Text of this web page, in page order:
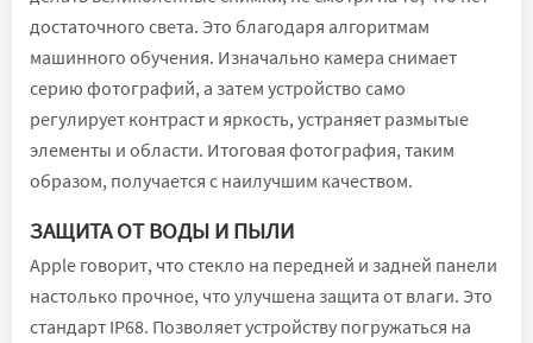
достаточного света. Это благодаря алгоритмам
машинного обучения. Изначально камера снимает
серию фотографий, а затем устройство само
регулирует контраст и яркость, устраняет размытые
элементы и области. Итоговая фотография, таким
образом, получается с наилучшим качеством.
ЗАЩИТА ОТ ВОДЫ И ПЫЛИ
Apple говорит, что стекло на передней и задней панели
настолько прочное, что улучшена защита от влаги. Это
стандарт IP68. Позволяет устройству погружаться на